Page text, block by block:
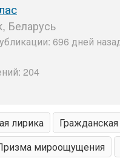
Беларусь
696 дней
204
лирика
мироощущения